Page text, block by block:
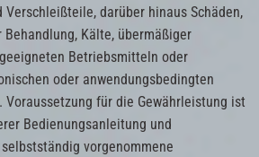
Verschleißteile, darüber hinaus Schäden,
Kälte, übermäßiger
Betriebsmitteln oder
oder anwendungsbedingten
Voraussetzung für die Gewährleistung ist
Bedienungsanleitung und
vorgenommene